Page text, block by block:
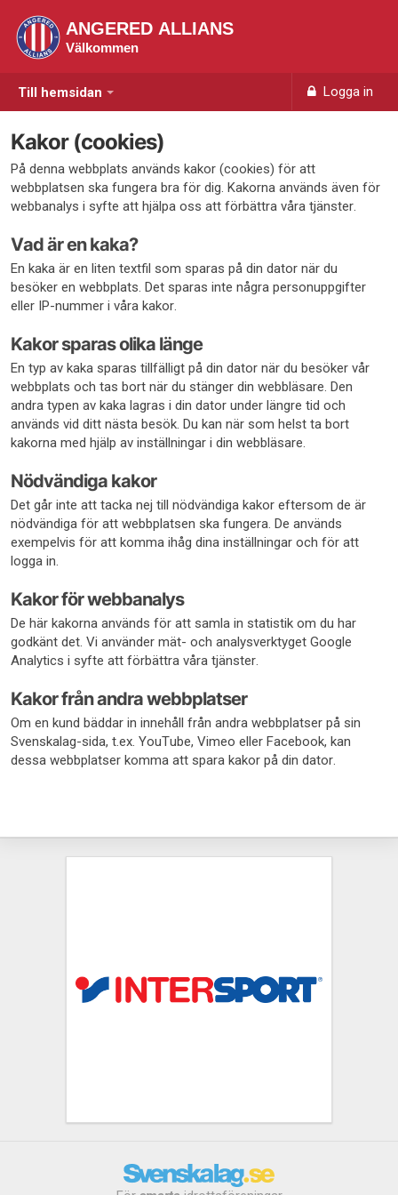
Till hemsidan Logga in
ANGERED ALLIANS
Välkommen
Kakor (cookies)
På denna webbplats används kakor (cookies) för att
webbplatsen ska fungera bra för dig. Kakorna används även för
webbanalys i syfte att hjälpa oss att förbättra våra tjänster.
Vad är en kaka?
En kaka är en liten textfil som sparas på din dator när du
besöker en webbplats. Det sparas inte några personuppgifter
eller IP-nummer i våra kakor.
Kakor sparas olika länge
En typ av kaka sparas tillfälligt på din dator när du besöker vår
webbplats och tas bort när du stänger din webbläsare. Den
andra typen av kaka lagras i din dator under längre tid och
används vid ditt nästa besök. Du kan när som helst ta bort
kakorna med hjälp av inställningar i din webbläsare.
Nödvändiga kakor
Det går inte att tacka nej till nödvändiga kakor eftersom de är
nödvändiga för att webbplatsen ska fungera. De används
exempelvis för att komma ihåg dina inställningar och för att
logga in.
Kakor för webbanalys
De här kakorna används för att samla in statistik om du har
godkänt det. Vi använder mät- och analysverktyget Google
Analytics i syfte att förbättra våra tjänster.
Kakor från andra webbplatser
Om en kund bäddar in innehåll från andra webbplatser på sin
Svenskalag-sida, t.ex. YouTube, Vimeo eller Facebook, kan
dessa webbplatser komma att spara kakor på din dator.